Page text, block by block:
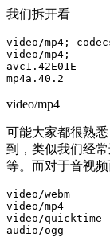
我们拆开看
video/mp4;
video/mp4;
avc1.42E01E
video/mp4
可能大家都很熟
到，类似我们经
等。而对于音视
video/webm
video/mp4
video/quicktime
audio/ogg